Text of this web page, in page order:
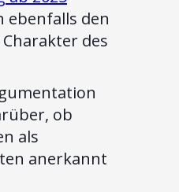
ebenfalls den
des
ob
als
anerkannt